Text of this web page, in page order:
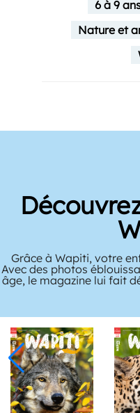
6 à 9
Nature et
Grâce à Wapiti, votre
Avec des photos
âge, le magazine lui fait